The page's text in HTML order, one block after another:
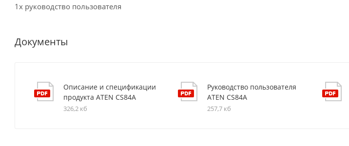
1x руководство пользователя
Документы
Описание и спецификации
продукта ATEN CS84A
326,2 кб
Руководство пользователя
ATEN CS84A
257,7 кб